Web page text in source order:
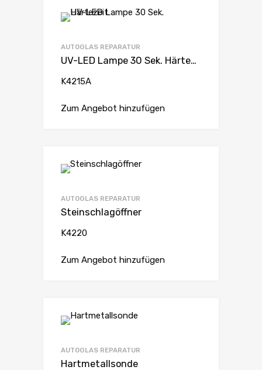
AUTOGLAS REPARATUR
UV-LED Lampe 30 Sek. Härtezeit
K4215A
Zum Angebot hinzufügen
AUTOGLAS REPARATUR
Steinschlagöffner
K4220
Zum Angebot hinzufügen
AUTOGLAS REPARATUR
Hartmetallsonde